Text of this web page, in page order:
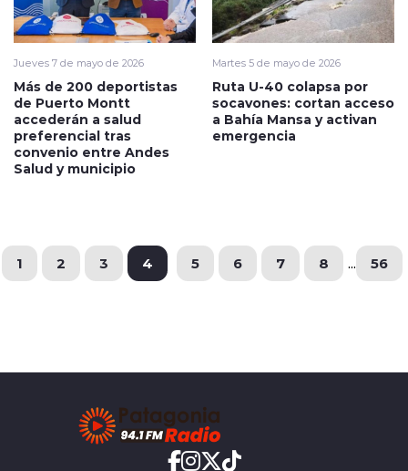
Jueves 7 de mayo de 2026
Más de 200 deportistas
de Puerto Montt
accederán a salud
preferencial tras
convenio entre Andes
Salud y municipio
Martes 5 de mayo de 2026
Ruta U-40 colapsa por
socavones: cortan acceso
a Bahía Mansa y activan
emergencia
1 2 3 4 5 6 7 8 ... 56